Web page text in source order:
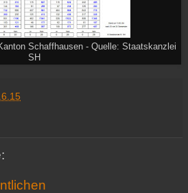
Schaffhausen - Quelle: Staatskanzlei
SH